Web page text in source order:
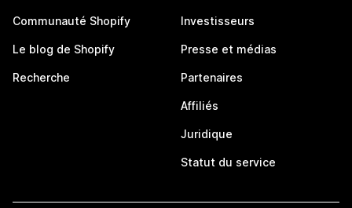
Communauté Shopify
Le blog de Shopify
Recherche
Investisseurs
Presse et médias
Partenaires
Affiliés
Juridique
Statut du service